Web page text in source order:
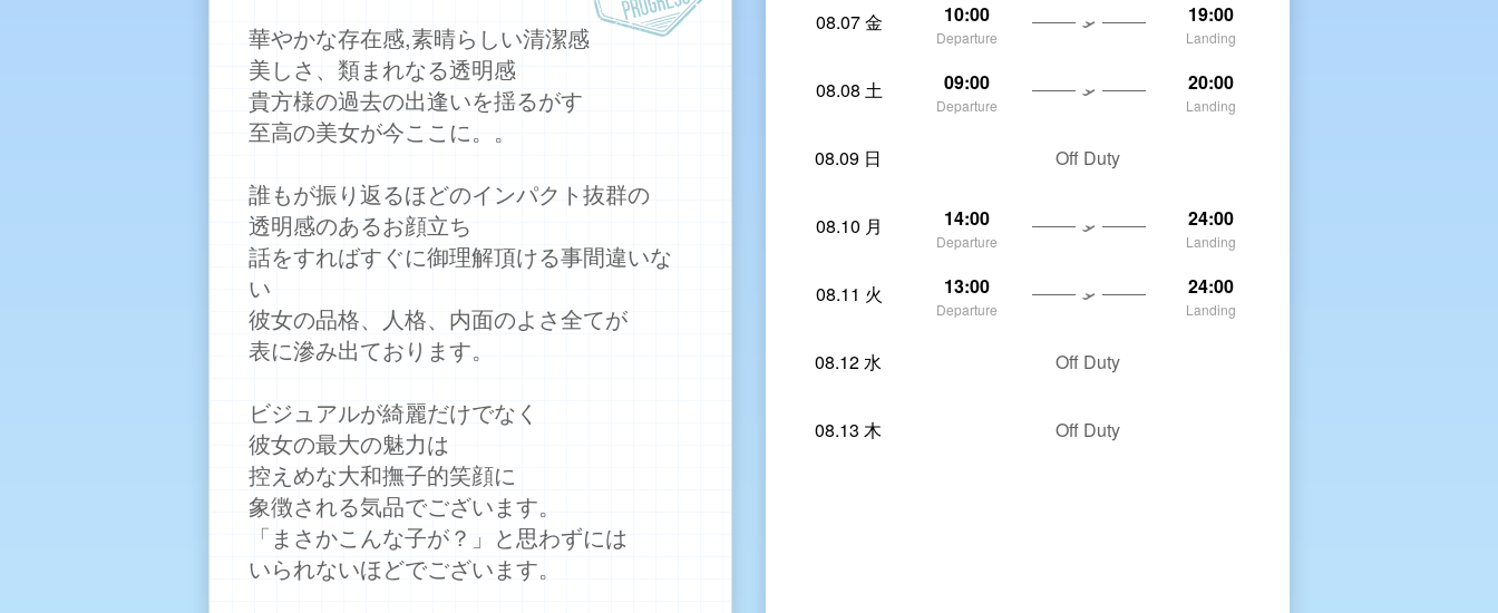
華やかな存在感,素晴らしい清潔感
美しさ、類まれなる透明感
貴方様の過去の出逢いを揺るがす
至高の美女が今ここに。。
誰もが振り返るほどのインパクト抜群の
透明感のあるお顔立ち
話をすればすぐに御理解頂ける事間違いな
い
彼女の品格、人格、内面のよさ全てが
表に滲み出ております。
ビジュアルが綺麗だけでなく
彼女の最大の魅力は
控えめな大和撫子的笑顔に
象徴される気品でございます。
「まさかこんな子が？」と思わずには
いられないほどでございます。
08.07 金 10:00
Departure
19:00
Landing
08.08 土 09:00
Departure
20:00
Landing
08.09 日 Off Duty
08.10 月 14:00
Departure
24:00
Landing
08.11 火 13:00
Departure
24:00
Landing
08.12 水 Off Duty
08.13 木 Off Duty